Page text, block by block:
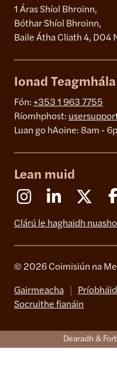
1 Áras Shíol Bhroinn,
Bóthar Shíol Bhroinn,
Baile Átha Cliath 4, D04
Ionad Teagmhála
Fón: +353 1 963 7755
Ríomhphost:
Luan go hAoine: 8am -
Lean muid
InstagramLinkedin X
Clárú le haghaidh
© 2026 Coimisiún na
Gairmeacha
Socruithe fianáin
Dearadh &